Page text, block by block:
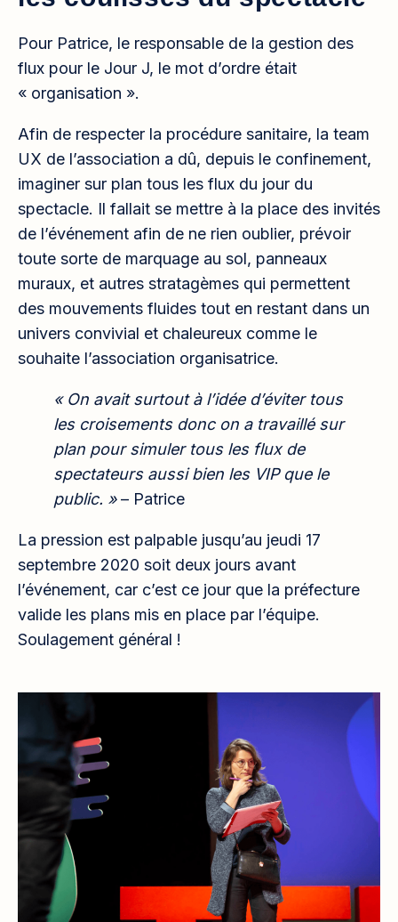
Pour Patrice, le responsable de la gestion des
flux pour le Jour J, le mot d’ordre était
« organisation ».
Afin de respecter la procédure sanitaire, la team
UX de l’association a dû, depuis le confinement,
imaginer sur plan tous les flux du jour du
spectacle. Il fallait se mettre à la place des invités
de l’événement afin de ne rien oublier, prévoir
toute sorte de marquage au sol, panneaux
muraux, et autres stratagèmes qui permettent
des mouvements fluides tout en restant dans un
univers convivial et chaleureux comme le
souhaite l’association organisatrice.
« On avait surtout à l’idée d’éviter tous
les croisements donc on a travaillé sur
plan pour simuler tous les flux de
spectateurs aussi bien les VIP que le
public. »– Patrice
La pression est palpable jusqu’au jeudi 17
septembre 2020 soit deux jours avant
l’événement, car c’est ce jour que la préfecture
valide les plans mis en place par l’équipe.
Soulagement général !